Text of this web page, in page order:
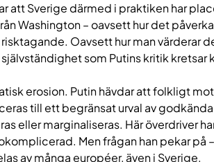
att Sverige därmed i praktiken har
Washington – oavsett hur det
Oavsett hur man värderar
som Putins kritik kretsar
erosion. Putin hävdar att folkligt
till ett begränsat urval av
eller marginaliseras. Här överdriver
Men frågan han pekar på
av många européer, även i Sverige.